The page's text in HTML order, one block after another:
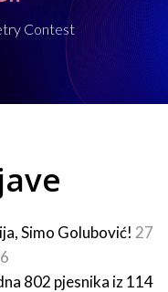
Contest
Simo Golubović! 27
802 pjesnika iz 114